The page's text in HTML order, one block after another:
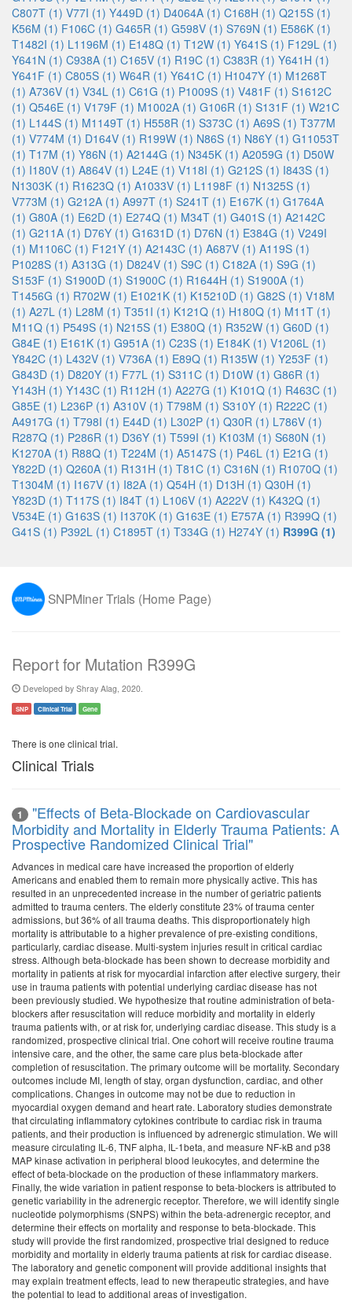
C807T (1) V77I (1) Y449D (1) D4064A (1) C168H (1) Q215S (1)
K56M (1) F106C (1) G465R (1) G598V (1) S769N (1) E586K (1)
T1482I (1) L1196M (1) E148Q (1) T12W (1) Y641S (1) F129L (1)
Y641N (1) C938A (1) C165V (1) R19C (1) C383R (1) Y641H (1)
Y641F (1) C805S (1) W64R (1) Y641C (1) H1047Y (1) M1268T
(1) A736V (1) V34L (1) C61G (1) P1009S (1) V481F (1) S1612C
(1) Q546E (1) V179F (1) M1002A (1) G106R (1) S131F (1) W21C
(1) L144S (1) M1149T (1) H558R (1) S373C (1) A69S (1) T377M
(1) V774M (1) D164V (1) R199W (1) N86S (1) N86Y (1) G11053T
(1) T17M (1) Y86N (1) A2144G (1) N345K (1) A2059G (1) D50W
(1) I180V (1) A864V (1) L24E (1) V118I (1) G212S (1) I843S (1)
N1303K (1) R1623Q (1) A1033V (1) L1198F (1) N1325S (1)
V773M (1) G212A (1) A997T (1) S241T (1) E167K (1) G1764A
(1) G80A (1) E62D (1) E274Q (1) M34T (1) G401S (1) A2142C
(1) G211A (1) D76Y (1) G1631D (1) D76N (1) E384G (1) V249I
(1) M1106C (1) F121Y (1) A2143C (1) A687V (1) A119S (1)
P1028S (1) A313G (1) D824V (1) S9C (1) C182A (1) S9G (1)
S153F (1) S1900D (1) S1900C (1) R1644H (1) S1900A (1)
T1456G (1) R702W (1) E1021K (1) K15210D (1) G82S (1) V18M
(1) A27L (1) L28M (1) T351I (1) K121Q (1) H180Q (1) M11T (1)
M11Q (1) P549S (1) N215S (1) E380Q (1) R352W (1) G60D (1)
G84E (1) E161K (1) G951A (1) C23S (1) E184K (1) V1206L (1)
Y842C (1) L432V (1) V736A (1) E89Q (1) R135W (1) Y253F (1)
G843D (1) D820Y (1) F77L (1) S311C (1) D10W (1) G86R (1)
Y143H (1) Y143C (1) R112H (1) A227G (1) K101Q (1) R463C (1)
G85E (1) L236P (1) A310V (1) T798M (1) S310Y (1) R222C (1)
A4917G (1) T798I (1) E44D (1) L302P (1) Q30R (1) L786V (1)
R287Q (1) P286R (1) D36Y (1) T599I (1) K103M (1) S680N (1)
K1270A (1) R88Q (1) T224M (1) A5147S (1) P46L (1) E21G (1)
Y822D (1) Q260A (1) R131H (1) T81C (1) C316N (1) R1070Q (1)
T1304M (1) I167V (1) I82A (1) Q54H (1) D13H (1) Q30H (1)
Y823D (1) T117S (1) I84T (1) L106V (1) A222V (1) K432Q (1)
V534E (1) G163S (1) I1370K (1) G163E (1) E757A (1) R399Q (1)
G41S (1) P392L (1) C1895T (1) T334G (1) H274Y (1) R399G (1)
SNPMiner Trials (Home Page)
Report for Mutation R399G
Developed by Shray Alag, 2020.
SNP Clinical Trial Gene
There is one clinical trial.
Clinical Trials
1
"Effects of Beta-Blockade on Cardiovascular
Morbidity and Mortality in Elderly Trauma Patients: A
Prospective Randomized Clinical Trial"
Advances in medical care have increased the proportion of elderly
Americans and enabled them to remain more physically active. This has
resulted in an unprecedented increase in the number of geriatric patients
admitted to trauma centers. The elderly constitute 23% of trauma center
admissions, but 36% of all trauma deaths. This disproportionately high
mortality is attributable to a higher prevalence of pre-existing conditions,
particularly, cardiac disease. Multi-system injuries result in critical cardiac
stress. Although beta-blockade has been shown to decrease morbidity and
mortality in patients at risk for myocardial infarction after elective surgery, their
use in trauma patients with potential underlying cardiac disease has not
been previously studied. We hypothesize that routine administration of beta-
blockers after resuscitation will reduce morbidity and mortality in elderly
trauma patients with, or at risk for, underlying cardiac disease. This study is a
randomized, prospective clinical trial. One cohort will receive routine trauma
intensive care, and the other, the same care plus beta-blockade after
completion of resuscitation. The primary outcome will be mortality. Secondary
outcomes include MI, length of stay, organ dysfunction, cardiac, and other
complications. Changes in outcome may not be due to reduction in
myocardial oxygen demand and heart rate. Laboratory studies demonstrate
that circulating inflammatory cytokines contribute to cardiac risk in trauma
patients, and their production is influenced by adrenergic stimulation. We will
measure circulating IL-6, TNF alpha, IL-1beta, and measure NF-kB and p38
MAP kinase activation in peripheral blood leukocytes, and determine the
effect of beta-blockade on the production of these inflammatory markers.
Finally, the wide variation in patient response to beta-blockers is attributed to
genetic variability in the adrenergic receptor. Therefore, we will identify single
nucleotide polymorphisms (SNPS) within the beta-adrenergic receptor, and
determine their effects on mortality and response to beta-blockade. This
study will provide the first randomized, prospective trial designed to reduce
morbidity and mortality in elderly trauma patients at risk for cardiac disease.
The laboratory and genetic component will provide additional insights that
may explain treatment effects, lead to new therapeutic strategies, and have
the potential to lead to additional areas of investigation.